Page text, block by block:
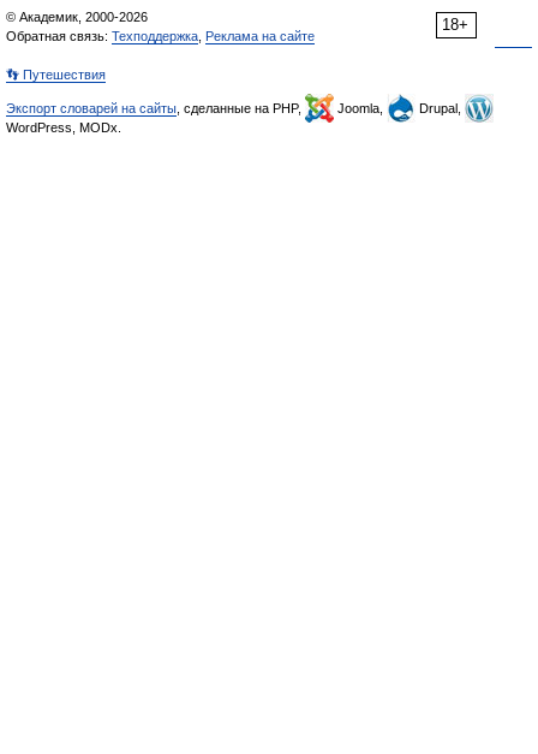
18+
© Академик, 2000-2026
Обратная связь: Техподдержка Реклама на сайте
👣 Путешествия
Экспорт словарей на сайты , сделанные на PHP, Joomla,
Drupal,
WordPress, MODx.